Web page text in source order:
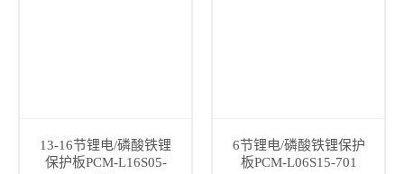
13-16节锂电/磷酸铁锂
保护板PCM-L16S05-
6节锂电/磷酸铁锂保护
板PCM-L06S15-701